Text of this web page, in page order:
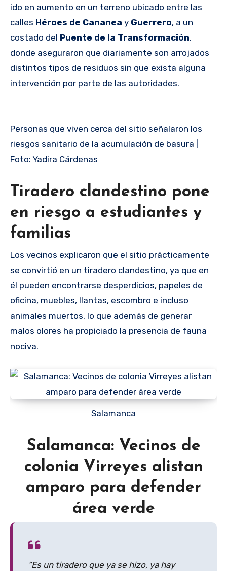
ido en aumento en un terreno ubicado entre las
calles Héroes de Cananea y Guerrero, a un
costado del Puente de la Transformación,
donde aseguraron que diariamente son arrojados
distintos tipos de residuos sin que exista alguna
intervención por parte de las autoridades.
Personas que viven cerca del sitio señalaron los
riesgos sanitario de la acumulación de basura |
Foto: Yadira Cárdenas
Tiradero clandestino pone
en riesgo a estudiantes y
familias
Los vecinos explicaron que el sitio prácticamente
se convirtió en un tiradero clandestino, ya que en
él pueden encontrarse desperdicios, papeles de
oficina, muebles, llantas, escombro e incluso
animales muertos, lo que además de generar
malos olores ha propiciado la presencia de fauna
nociva.
Salamanca
Salamanca: Vecinos de
colonia Virreyes alistan
amparo para defender
área verde
“Es un tiradero que ya se hizo, ya hay